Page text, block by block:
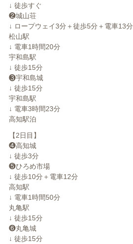
↓ 徒歩すぐ
❷城山荘
↓ ロープウェイ3分＋徒歩5分＋電車13分
松山駅
↓ 電車1時間20分
宇和島駅
↓ 徒歩15分
❸宇和島城
↓ 徒歩15分
宇和島駅
↓ 電車3時間23分
高知駅泊
【2日目】
❹高知城
↓ 徒歩3分
❺ひろめ市場
↓ 徒歩10分＋電車12分
高知駅
↓ 電車1時間50分
丸亀駅
↓ 徒歩15分
❻丸亀城
↓ 徒歩15分